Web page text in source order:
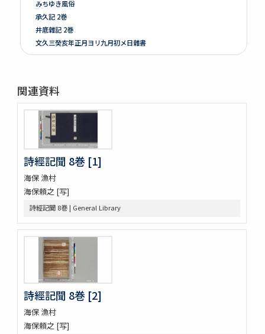
みちゆき風俗
承久記 2巻
井底雜記 2巻
文久三癸亥年正月ヨリ九月初メ日雜書
遍照發揮性靈集 10巻
天地萬物造化論
新刻増校切用正音郷談雜字大全 2巻 (存1巻)
黍稷稲粱辧
松の落葉 (存4巻)
節用集 2巻
倭意三百首
字鏡集 20巻
愚管鈔 7巻
尚書 13巻
懐風藻
摩訶般若波羅蜜經 30巻 (存5巻)
六根清浄大祓 . 神道大意
ますかゝみ 17巻
信長記 15巻
建礼門院右京大夫家集 2巻
三國佛法傳通縁起 3巻
列子鬳齋口義 2巻
をみなへし 3巻
鴨長明方丈記之抄
関連資料
詩經記聞 8巻 [1]
海保 漁村
海保頼之 [写]
詩經記聞 8巻 | General Library
詩經記聞 8巻 [2]
海保 漁村
海保頼之 [写]